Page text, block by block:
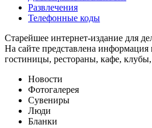
Развлечения
Телефонные коды
Старейшее интернет-издание для
На сайте представлена
гостиницы, рестораны, кафе,
Новости
Фотогалерея
Сувениры
Люди
Бланки